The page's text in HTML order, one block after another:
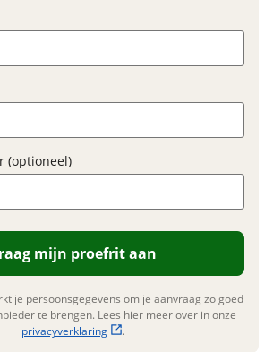
Ja
(optioneel)
mijn proefrit aan
je persoonsgegevens om je aanvraag zo goed
te brengen. Lees hier meer over in onze
privacyverklaring
.